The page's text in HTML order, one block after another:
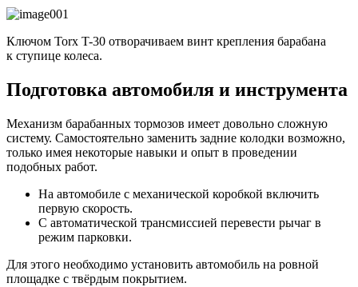
Ключом Torx T-30 отворачиваем винт крепления барабана
к ступице колеса.
Подготовка автомобиля и инструмента
Механизм барабанных тормозов имеет довольно сложную
систему. Самостоятельно заменить задние колодки возможно,
только имея некоторые навыки и опыт в проведении
подобных работ.
На автомобиле с механической коробкой включить
первую скорость.
С автоматической трансмиссией перевести рычаг в
режим парковки.
Для этого необходимо установить автомобиль на ровной
площадке с твёрдым покрытием.